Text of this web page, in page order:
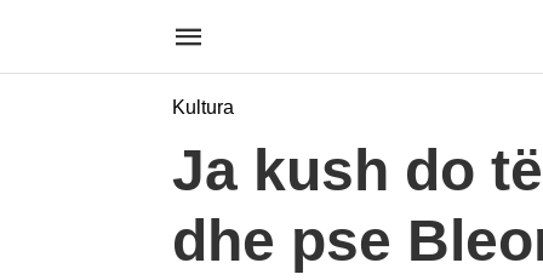
Kultura
Ja kush do
dhe pse